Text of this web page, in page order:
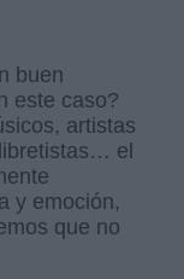
buen
este caso?
artistas
el
y emoción,
que no